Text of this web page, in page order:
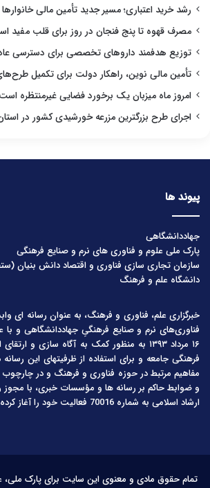
رشد خرید اعتباری؛ مسیر جدید تأمین مالی خانوارها
مصرف قهوه تا پنج فنجان در روز برای قلب مفید
توزیع هدفمند داروهای تخصصی برای دسترسی
تأمین مالی نوین، راهکار دولت برای تکمیل
امروز ماه میزبان یک برخورد فضایی غیرمنتظره است
اجرای طرح بزرگترین مزرعه خورشیدی کشور در
پیوند ها
جهاددانشگاهی
پارک ملی علوم و فناوری های نرم و صنایع فرهنگی
سازمان تجاری سازی فناوری و اقتصاد دانش بنیان
دانشگاه علم و فرهنگ
خبرگزاری علم، فناوری و فرهنگ، به عنوان رسانه ای
فناوری‌های نرم و صنایع فرهنگیِ جهاددانشگاهی و با
۱۶ مرداد ۱۳۹۳ به منظور کمک به آگاه سازی و
فرهنگی جامعه و برای استفاده از ظرفیتهای این
مفاهیم مرتبط در حوزه فناوری و فرهنگ و در
و ضوابط حاکم بر رسانه ها و مؤسسات خبری، با
ارشاد اسلامی به شماره 70016 فعالیت خود را آغاز کرده است.
تمام حقوق مادی و معنوی این سایت برای پارک ملی،